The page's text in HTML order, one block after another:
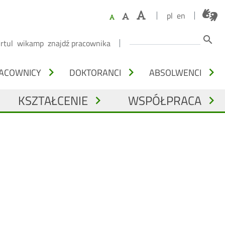
pl en
wikamp znajdź pracownika search
chevron_right DOKTORANCI chevron_right ABSOLWENCI chevron_right
KSZTAŁCENIE chevron_right WSPÓŁPRACA chevron_right